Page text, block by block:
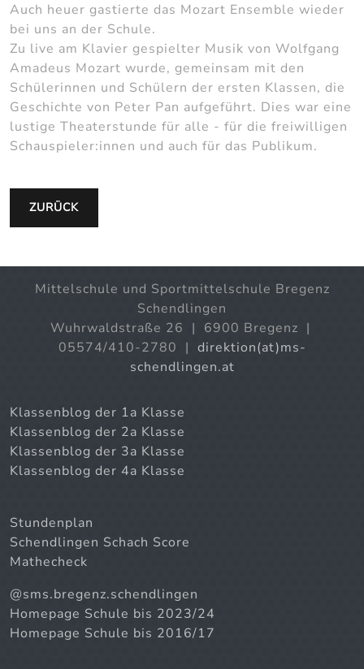
Auch heuer gastierte das Mozart Ensemble wieder
bei uns an der Schule.
Zu live am Klavier gespielter Musik von Wolfgang
Amadeus Mozart wurde, gemeinsam mit den
Schülerinnen und Schülern der ersten Klassen, die
Geschichte von Peter Pan aufgeführt. Dies war eine
lustige Theaterstunde für alle - für die freiwilligen
Schauspieler:innen und auch für das Publikum.
ZURÜCK
Mittelschule und Sportmittelschule Bregenz
Schendlingen
Wuhrwaldstraße 26 | 6900 Bregenz |
05574/410-2780 | direktion(at)ms-
schendlingen.at
Klassenblog der 1a Klasse
Klassenblog der 2a Klasse
Klassenblog der 3a Klasse
Klassenblog der 4a Klasse
Stundenplan
Schendlingen Schach Score
Mathecheck
@sms.bregenz.schendlingen
Homepage Schule bis 2023/24
Homepage Schule bis 2016/17